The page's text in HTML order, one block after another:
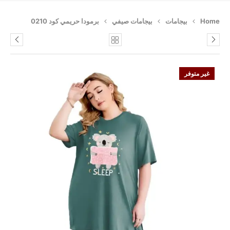
Home بيجامات بيجامات صيفي برمودا حريمي كود 0210
غير متوفر